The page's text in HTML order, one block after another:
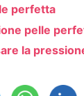
perfetta
pelle
la